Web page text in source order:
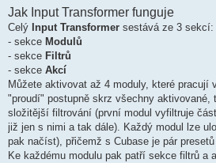
Jak Input Transformer funguje
Celý Input Transformer sestává ze 3 sekcí:
- sekce Modulů
- sekce Filtrů
- sekce Akcí
Můžete aktivovat až 4 moduly, které pracují
"proudí" postupně skrz všechny aktivované,
složitější filtrování (první modul vyfiltruje
již jen s nimi a tak dále). Každý modul lze
pak načíst), přičemž s Cubase je pár
Ke každému modulu pak patří sekce filtrů a